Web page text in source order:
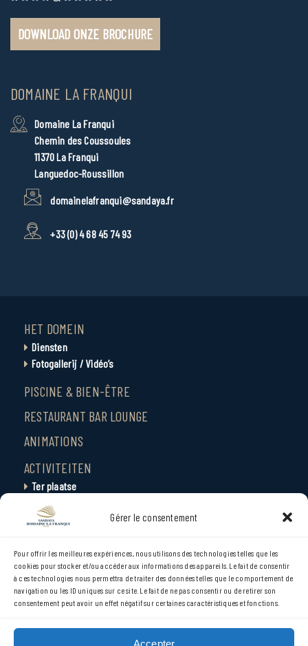
Gérer le consentement
Pour offrir les meilleures expériences, nous utilisons des technologies telles que les
cookies pour stocker et/ou accéder aux informations des appareils. Le fait de consentir
à ces technologies nous permettra de traiter des données telles que le comportement de
navigation ou les ID uniques sur ce site. Le fait de ne pas consentir ou de retirer son
consentement peut avoir un effet négatif sur certaines caractéristiques et fonctions.
Accepter
DOWNLOAD ONZE BROCHURE
DOMAINE LA FRANQUI
Domaine La Franqui
Chemin des Coussoules
11370 La Franqui
Languedoc-Roussillon
domainelafranqui@sandaya.fr
+33 (0) 4 68 45 74 93
HET DOMEIN
Diensten
Fotogallerij / Vidéo’s
PISCINE & BIEN-ÊTRE
RESTAURANT BAR LOUNGE
ANIMATIONS
ACTIVITEITEN
Ter plaatse
Omgeving
Steden en locaties
SERVICE-CENTER
CONTACT
ACCÈS
ACTUALITÉS